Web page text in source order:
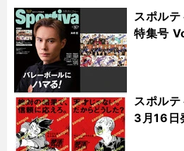
スポル
特集号
スポル
3月16日